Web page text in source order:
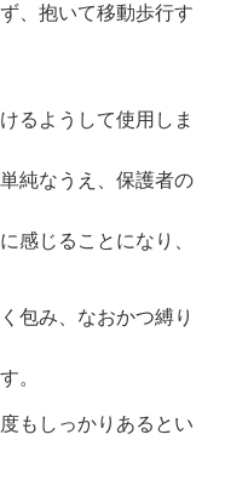
、抱いて移動歩行す
るようして使用しま
純なうえ、保護者の
感じることになり、
包み、なおかつ縛り
。
もしっかりあるとい